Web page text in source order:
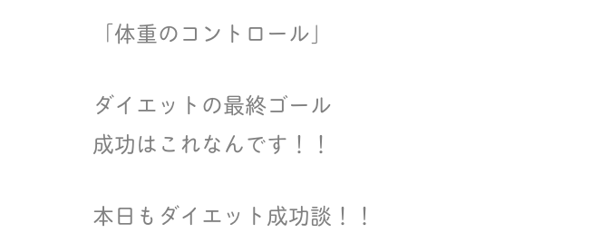
「体重のコントロール」
ダイエットの最終ゴール
成功はこれなんです！！
本日もダイエット成功談！！